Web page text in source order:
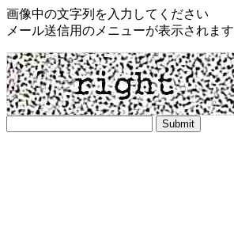
画像中の文字列を入力してください
メール送信用のメニューが表示されます